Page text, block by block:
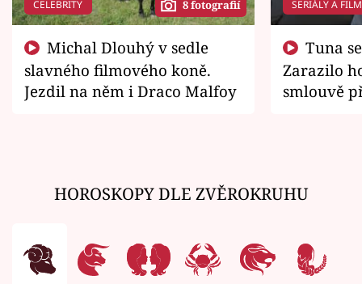
CELEBRITY 8 fotografií
slavného filmového koně.
Jezdil na něm i Draco Malfoy
SERIÁLY A
Zarazilo
smlouvě
HOROSKOPY DLE ZVĚROKRUHU